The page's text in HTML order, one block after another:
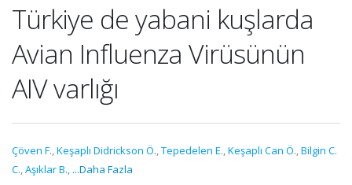
Türkiye de yabani kuşlarda
Avian Influenza Virüsünün
AIV varlığı
Çöven F.,Keşaplı Didrickson Ö.,Tepedelen E.,Keşaplı Can Ö.,Bilgin C.
C.,Aşıklar B., ...Daha Fazla